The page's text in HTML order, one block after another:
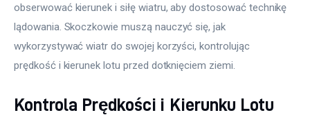
obserwować kierunek i siłę wiatru, aby dostosować technikę
lądowania. Skoczkowie muszą nauczyć się, jak
wykorzystywać wiatr do swojej korzyści, kontrolując
prędkość i kierunek lotu przed dotknięciem ziemi.
Kontrola Prędkości i Kierunku Lotu